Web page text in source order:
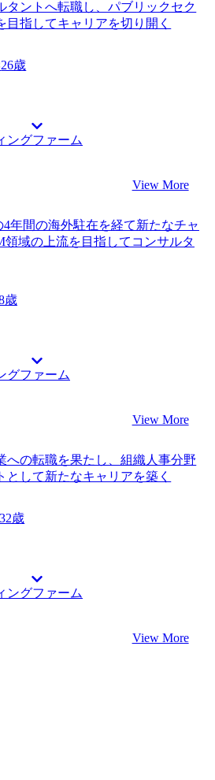
タントへ転職し、パブリックセク
目指してキャリアを切り開く
26歳
ングファーム
View More
年間の海外駐在を経て新たなチャ
領域の上流を目指してコンサルタ
歳
グファーム
View More
への転職を果たし、組織人事分野
として新たなキャリアを築く
32歳
ングファーム
View More